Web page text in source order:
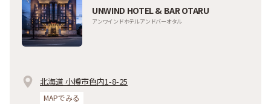
UNWIND HOTEL & BAR OTARU
アンワインドホテルアンドバーオタル
北海道 小樽市色内1-8-25
MAPでみる